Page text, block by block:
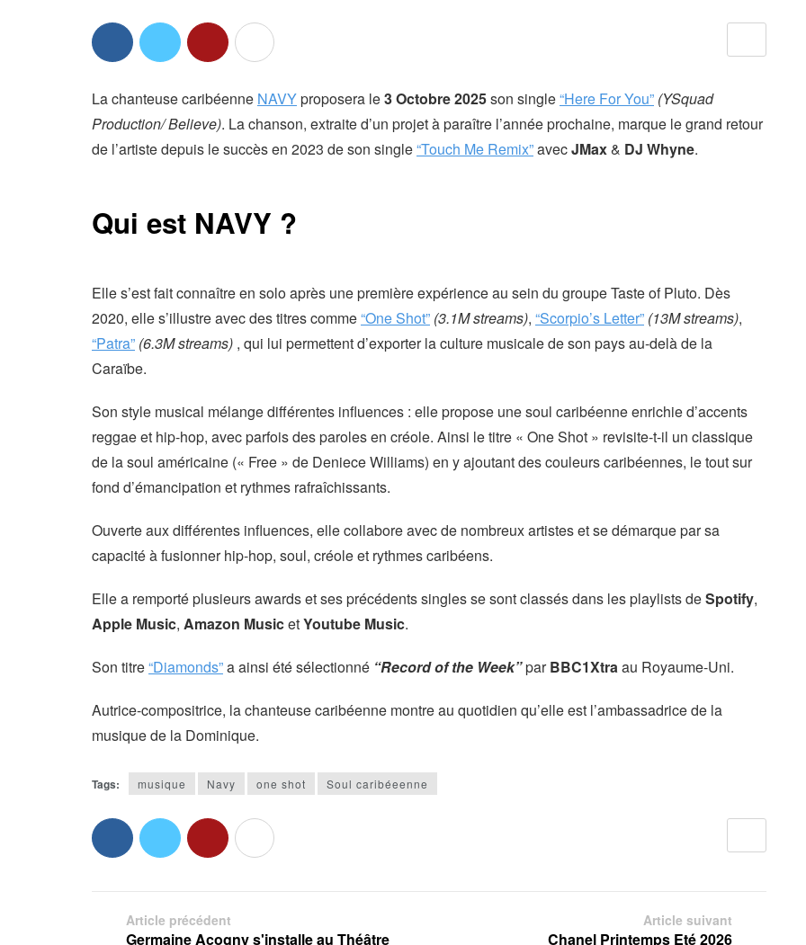
La chanteuse caribéenne NAVYproposera le3 Octobre 2025son single“Here For You” (YSquad
Production/ Believe). La chanson, extraite d’un projet à paraître l’année prochaine, marque le grand retour
de l’artiste depuis le succès en 2023 de son single“Touch Me Remix”avecJMax& DJ Whyne.
Qui est NAVY ?
Elle s’est fait connaître en solo après une première expérience au sein du groupe Taste of Pluto. Dès
2020, elle s’illustre avec des titres comme“One Shot” (3.1M streams), “Scorpio’s Letter” (13M streams),
“Patra” (6.3M streams) , qui lui permettent d’exporter la culture musicale de son pays au-delà de la
Caraïbe.
Son style musical mélange différentes influences : elle propose une soul caribéenne enrichie d’accents
reggae et hip-hop, avec parfois des paroles en créole. Ainsi le titre « One Shot » revisite-t-il un classique
de la soul américaine (« Free » de Deniece Williams) en y ajoutant des couleurs caribéennes, le tout sur
fond d’émancipation et rythmes rafraîchissants.
Ouverte aux différentes influences, elle collabore avec de nombreux artistes et se démarque par sa
capacité à fusionner hip-hop, soul, créole et rythmes caribéens.
Elle a remporté plusieurs awards et ses précédents singles se sont classés dans les playlists deSpotify,
Apple Music, Amazon MusicetYoutube Music.
Son titre“Diamonds”a ainsi été sélectionné “Record of the Week”parBBC1Xtraau Royaume-Uni.
Autrice-compositrice, la chanteuse caribéenne montre au quotidien qu’elle est l’ambassadrice de la
musique de la Dominique.
Tags: musique Navy one shot Soul caribéeenne
Article précédent
Germaine Acogny s'installe au Théâtre
Article suivant
Chanel Printemps Eté 2026